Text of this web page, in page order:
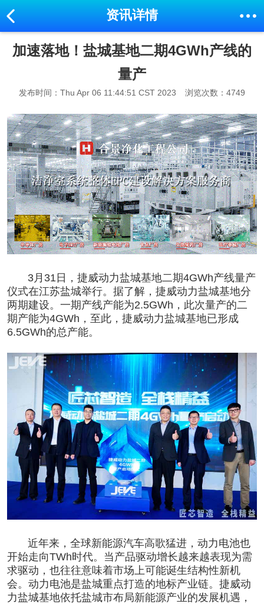
资讯详情
加速落地！盐城基地二期4GWh产线的
量产
发布时间：Thu Apr 06 11:44:51 CST 2023 浏览次数：4749
3月31日，捷威动力盐城基地二期4GWh产线量产
仪式在江苏盐城举行。据了解，捷威动力盐城基地分
两期建设。一期产线产能为2.5GWh，此次量产的二
期产能为4GWh，至此，捷威动力盐城基地已形成
6.5GWh的总产能。
近年来，全球新能源汽车高歌猛进， 动力电池也
开始走向TWh时代。当产品驱动增长越来越表现为需
求驱动，也往往意味着市场上可能诞生结构性新机
会。动力电池是盐城重点打造的地标产业链。捷威动
力盐城基地依托盐城市布局新能源产业的发展机遇，